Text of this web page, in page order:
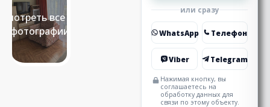
Смотреть все 16
фотографии
или сразу
WhatsApp Телефон
Viber Telegram
Нажимая кнопку, вы
соглашаетесь на
обработку данных для
связи по этому объекту.